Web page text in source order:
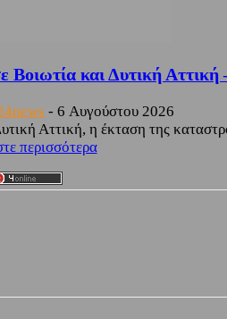
Βοιωτία και Δυτική Αττική
- 6 Αυγούστου 2026
Αττική, η έκταση της
περισσότερα